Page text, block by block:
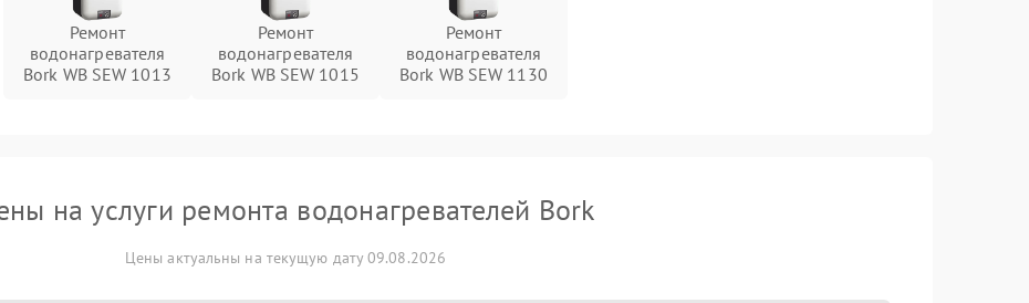
Ремонт
водонагревателя
Bork WB SEW 1013
Ремонт
водонагревателя
Bork WB SEW 1015
Ремонт
водонагревателя
Bork WB SEW 1130
на услуги ремонта водонагревателей Bork
Цены актуальны на текущую дату 09.08.2026